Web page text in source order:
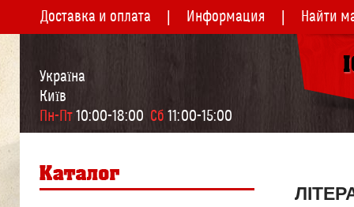
Доставка и оплата Информация Найти
Україна
Київ
Пн-Пт 10:00-18:00 Сб 11:00-15:00